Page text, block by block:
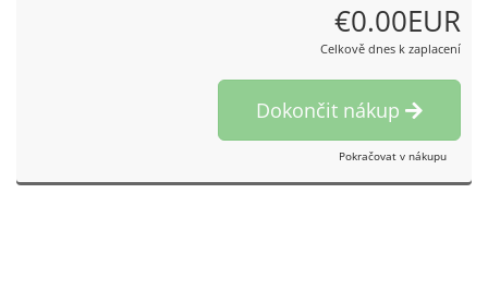
€0.00EUR
Celkově dnes k zaplacení
Dokončit nákup
Pokračovat v nákupu